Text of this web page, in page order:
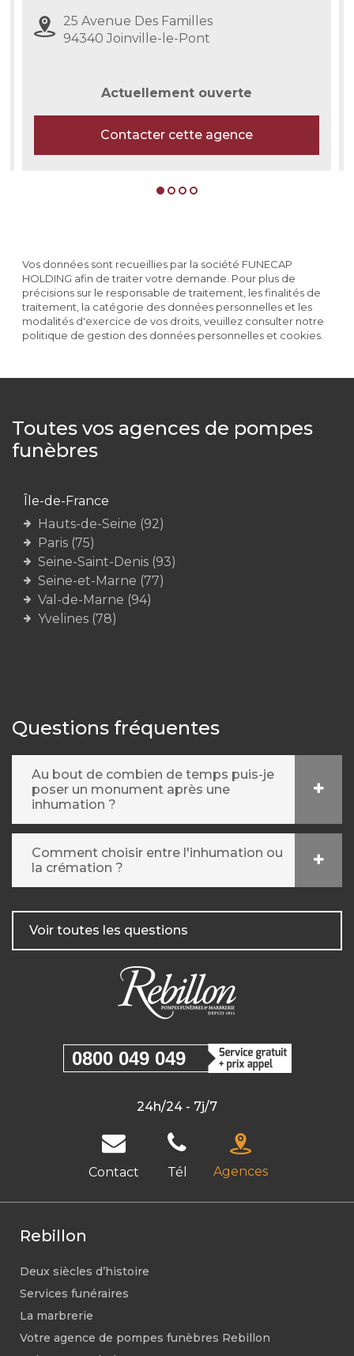
25 Avenue Des Familles
94340 Joinville-le-Pont
Actuellement ouverte
Contacter cette agence
Vos données sont recueillies par la société FUNECAP
HOLDING afin de traiter votre demande. Pour plus de
précisions sur le responsable de traitement, les finalités de
traitement, la catégorie des données personnelles et les
modalités d'exercice de vos droits, veuillez consulter notre
politique de gestion des données personnelles et cookies.
Toutes vos agences de pompes
funèbres
Île-de-France
Hauts-de-Seine (92)
Paris (75)
Seine-Saint-Denis (93)
Seine-et-Marne (77)
Val-de-Marne (94)
Yvelines (78)
Questions fréquentes
Au bout de combien de temps puis-je
poser un monument après une
inhumation ?
Comment choisir entre l'inhumation ou
la crémation ?
Voir toutes les questions
0800 049 049
24h/24 - 7j/7
Contact Tél Agences
Rebillon
Deux siècles d’histoire
Services funéraires
La marbrerie
Votre agence de pompes funèbres Rebillon